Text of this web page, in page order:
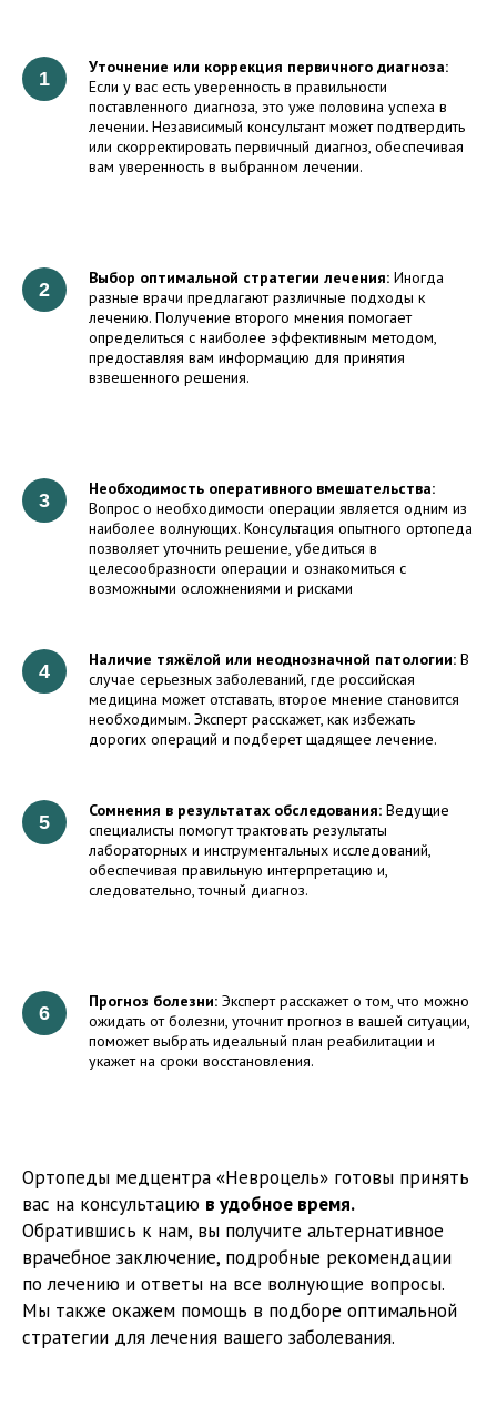
Уточнение или коррекция первичного диагноза:
Если у вас есть уверенность в правильности
поставленного диагноза, это уже половина успеха в
лечении. Независимый консультант может подтвердить
или скорректировать первичный диагноз, обеспечивая
вам уверенность в выбранном лечении.
Выбор оптимальной стратегии лечения: Иногда
разные врачи предлагают различные подходы к
лечению. Получение второго мнения помогает
определиться с наиболее эффективным методом,
предоставляя вам информацию для принятия
взвешенного решения.
Необходимость оперативного вмешательства:
Вопрос о необходимости операции является одним из
наиболее волнующих. Консультация опытного ортопеда
позволяет уточнить решение, убедиться в
целесообразности операции и ознакомиться с
возможными осложнениями и рисками
Наличие тяжёлой или неоднозначной патологии: В
случае серьезных заболеваний, где российская
медицина может отставать, второе мнение становится
необходимым. Эксперт расскажет, как избежать
дорогих операций и подберет щадящее лечение.
Сомнения в результатах обследования: Ведущие
специалисты помогут трактовать результаты
лабораторных и инструментальных исследований,
обеспечивая правильную интерпретацию и,
следовательно, точный диагноз.
Прогноз болезни: Эксперт расскажет о том, что можно
ожидать от болезни, уточнит прогноз в вашей ситуации,
поможет выбрать идеальный план реабилитации и
укажет на сроки восстановления.
Ортопеды медцентра «Невроцель» готовы принять
вас на консультацию в удобное время.
Обратившись к нам, вы получите альтернативное
врачебное заключение, подробные рекомендации
по лечению и ответы на все волнующие вопросы.
Мы также окажем помощь в подборе оптимальной
стратегии для лечения вашего заболевания.